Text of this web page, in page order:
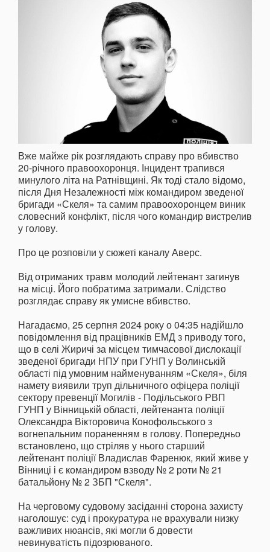
Вже майже рік розглядають справу про вбивство
20-річного правоохоронця. Інцидент трапився
минулого літа на Ратнівщині. Як тоді стало відомо,
після Дня Незалежності між командиром зведеної
бригади «Скеля» та самим правоохоронцем виник
словесний конфлікт, після чого командир вистрелив
у голову.
Про це розповіли у сюжеті каналу Аверс.
Від отриманих травм молодий лейтенант загинув
на місці. Його побратима затримали. Слідство
розглядає справу як умисне вбивство.
Нагадаємо, 25 серпня 2024 року о 04:35 надійшло
повідомлення від працівників ЕМД з приводу того,
що в селі Жиричі за місцем тимчасової дислокації
зведеної бригади НПУ при ГУНП у Волинській
області під умовним найменуванням «Скеля», біля
намету виявили труп дільничного офіцера поліції
сектору превенції Могилів - Подільського РВП
ГУНП у Вінницькій області, лейтенанта поліції
Олександра Вікторовича Конофольського з
вогнепальним пораненням в голову. Попередньо
встановлено, що стріляв у нього старший
лейтенант поліції Владислав Фаренюк, який живе у
Вінниці і є командиром взводу № 2 роти № 21
батальйону № 2 ЗБП "Скеля".
На черговому судовому засіданні сторона захисту
наголошує: суд і прокуратура не врахували низку
важливих нюансів, які могли б довести
невинуватість підозрюваного.